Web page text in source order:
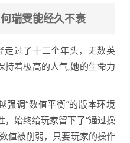
瑞雯能经久不衰
过了十二个年头，无数英
持着极高的人气,她的生命力
强调“数值平衡”的版本环境
始终给玩家留下了“通过操
值被削弱，只要玩家的操作